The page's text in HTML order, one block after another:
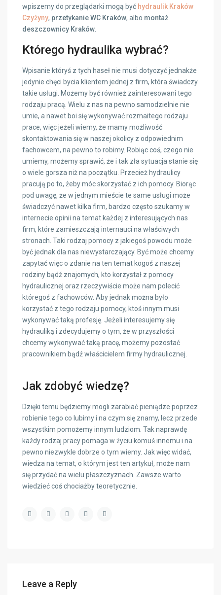
wpiszemy do przeglądarki mogą być hydraulik Kraków
Czyżyny, przetykanie WC Kraków, albo montaż
deszczownicy Kraków
Którego hydraulika wybrać?
Wpisanie któryś z tych haseł nie musi dotyczyć jednakże
jedynie chęci bycia klientem jednej z firm, która świadczy
takie usługi. Możemy być również zainteresowani tego
rodzaju pracą. Wielu z nas na pewno samodzielnie nie
umie, a nawet boi się wykonywać rozmaitego rodzaju
prace, więc jeżeli wiemy, że mamy możliwość
skontaktowania się w naszej okolicy z odpowiednim
fachowcem, na pewno to robimy. Robiąc coś, czego nie
umiemy, możemy sprawić, że i tak zła sytuacja stanie się
o wiele gorsza niż na początku. Przecież hydraulicy
pracują po to, żeby móc skorzystać z ich pomocy. Biorąc
pod uwagę, że w jednym mieście te same usługi może
świadczyć nawet kilka firm, bardzo często szukamy w
internecie opinii na temat każdej z interesujących nas
firm, które zamieszczają internauci na właściwych
stronach. Taki rodzaj pomocy z jakiegoś powodu może
być jednak dla nas niewystarczający. Być może chcemy
zapytać więc o zdanie na ten temat kogoś z naszej
rodziny bądź znajomych, kto korzystał z pomocy
hydraulicznej oraz rzeczywiście może nam polecić
któregoś z fachowców. Aby jednak można było
korzystać z tego rodzaju pomocy, ktoś innym musi
wykonywać taką profesję. Jeżeli interesujemy się
hydrauliką i zdecydujemy o tym, że w przyszłości
chcemy wykonywać taką pracę, możemy pozostać
pracownikiem bądź właścicielem firmy hydraulicznej.
Jak zdobyć wiedzę?
Dzięki temu będziemy mogli zarabiać pieniądze poprzez
robienie tego co lubimy i na czym się znamy, lecz przede
wszystkim pomożemy innym ludziom. Tak naprawdę
każdy rodzaj pracy pomaga w życiu komuś innemu i na
pewno niezwykle dobrze o tym wiemy. Jak więc widać,
wiedza na temat, o którym jest ten artykuł, może nam
się przydać na wielu płaszczyznach. Zawsze warto
wiedzieć coś chociażby teoretycznie.
Leave a Reply